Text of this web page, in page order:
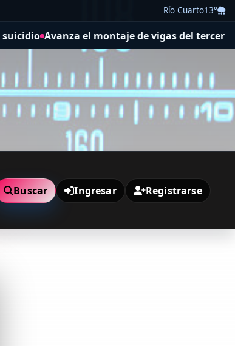
Río Cuarto13°
Avanza el montaje de vigas del tercer
Buscar Ingresar Registrarse